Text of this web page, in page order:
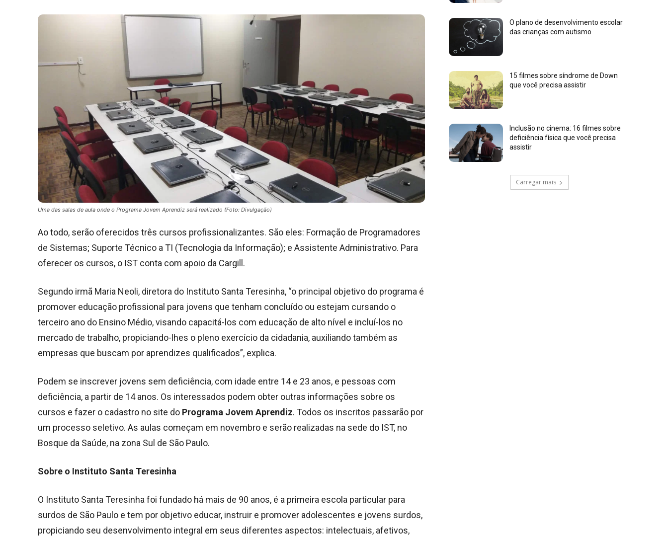
Uma das salas de aula onde o Programa Jovem Aprendiz será realizado (Foto: Divulgação)
Ao todo, serão oferecidos três cursos profissionalizantes. São eles: Formação de Programadores
de Sistemas; Suporte Técnico a TI (Tecnologia da Informação); e Assistente Administrativo. Para
oferecer os cursos, o IST conta com apoio da Cargill.
Segundo irmã Maria Neoli, diretora do Instituto Santa Teresinha, “o principal objetivo do programa é
promover educação profissional para jovens que tenham concluído ou estejam cursando o
terceiro ano do Ensino Médio, visando capacitá-los com educação de alto nível e incluí-los no
mercado de trabalho, propiciando-lhes o pleno exercício da cidadania, auxiliando também as
empresas que buscam por aprendizes qualificados”, explica.
Podem se inscrever jovens sem deficiência, com idade entre 14 e 23 anos, e pessoas com
deficiência, a partir de 14 anos. Os interessados podem obter outras informações sobre os
cursos e fazer o cadastro no site do Programa Jovem Aprendiz. Todos os inscritos passarão por
um processo seletivo. As aulas começam em novembro e serão realizadas na sede do IST, no
Bosque da Saúde, na zona Sul de São Paulo.
Sobre o Instituto Santa Teresinha
O Instituto Santa Teresinha foi fundado há mais de 90 anos, é a primeira escola particular para
surdos de São Paulo e tem por objetivo educar, instruir e promover adolescentes e jovens surdos,
propiciando seu desenvolvimento integral em seus diferentes aspectos: intelectuais, afetivos,
O plano de desenvolvimento escolar
das crianças com autismo
15 filmes sobre síndrome de Down
que você precisa assistir
Inclusão no cinema: 16 filmes sobre
deficiência física que você precisa
assistir
Carregar mais